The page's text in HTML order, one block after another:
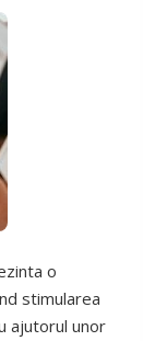
o
stimularea
ajutorul unor